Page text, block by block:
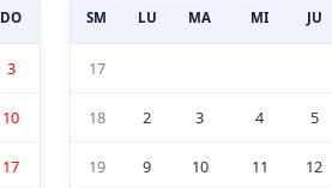
DO
3
10
17
SM LU MA MI JU
17
18 2 3 4 5
19 9 10 11 12